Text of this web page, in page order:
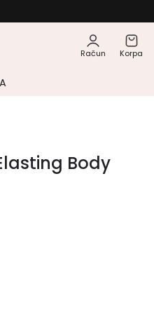
Račun Korpa
Body